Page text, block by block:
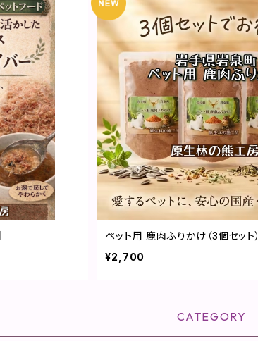
ペット用 鹿肉ふりかけ（3個セット）
¥2,700
CATEGORY